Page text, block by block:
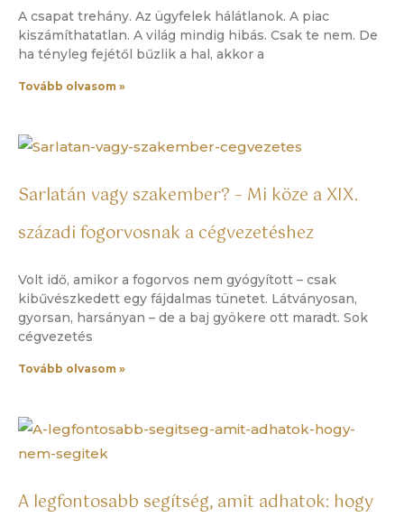
A csapat trehány. Az ügyfelek hálátlanok. A piac
kiszámíthatatlan. A világ mindig hibás. Csak te nem. De
ha tényleg fejétől bűzlik a hal, akkor a
Tovább olvasom »
Sarlatán vagy szakember? – Mi köze a XIX.
századi fogorvosnak a cégvezetéshez
Volt idő, amikor a fogorvos nem gyógyított – csak
kibűvészkedett egy fájdalmas tünetet. Látványosan,
gyorsan, harsányan – de a baj gyökere ott maradt. Sok
cégvezetés
Tovább olvasom »
A legfontosabb segítség, amit adhatok: hogy